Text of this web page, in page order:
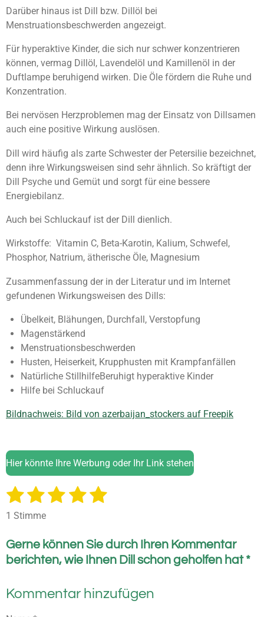
Darüber hinaus ist Dill bzw. Dillöl bei
Menstruationsbeschwerden angezeigt.
Für hyperaktive Kinder, die sich nur schwer konzentrieren
können, vermag Dillöl, Lavendelöl und Kamillenöl in der
Duftlampe beruhigend wirken. Die Öle fördern die Ruhe und
Konzentration.
Bei nervösen Herzproblemen mag der Einsatz von Dillsamen
auch eine positive Wirkung auslösen.
Dill wird häufig als zarte Schwester der Petersilie bezeichnet,
denn ihre Wirkungsweisen sind sehr ähnlich. So kräftigt der
Dill Psyche und Gemüt und sorgt für eine bessere
Energiebilanz.
Auch bei Schluckauf ist der Dill dienlich.
Wirkstoffe: Vitamin C, Beta-Karotin, Kalium, Schwefel,
Phosphor, Natrium, ätherische Öle, Magnesium
Zusammenfassung der in der Literatur und im Internet
gefundenen Wirkungsweisen des Dills:
Übelkeit, Blähungen, Durchfall, Verstopfung
Magenstärkend
Menstruationsbeschwerden
Husten, Heiserkeit, Krupphusten mit Krampfanfällen
Natürliche StillhilfeBeruhigt hyperaktive Kinder
Hilfe bei Schluckauf
Bildnachweis: Bild von azerbaijan_stockers auf Freepik
Hier könnte Ihre Werbung oder Ihr Link stehen
B
e
w
r
t
n
1
S
e
r
n
2
S
e
r
n
3
e
r
n
4
e
r
n
5
e
r
n
B
t
u
a
1 Stimme
Gerne können Sie durch Ihren Kommentar
berichten, wie Ihnen Dill schon geholfen hat *
Kommentar hinzufügen